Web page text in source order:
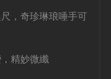
，奇珍琳琅唾手可
精妙微纖